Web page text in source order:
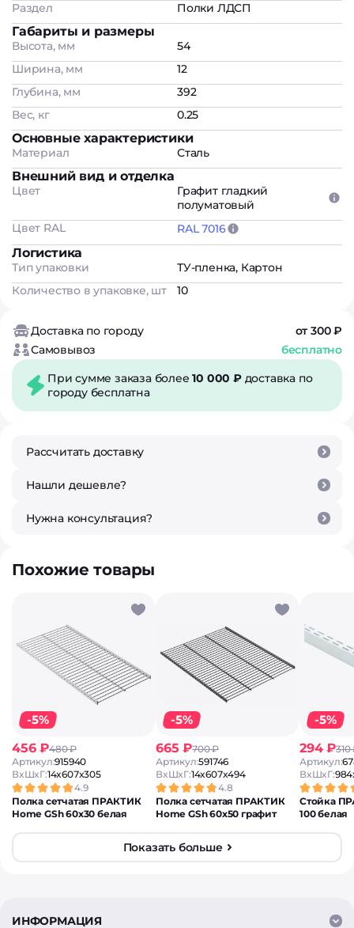
Раздел
Полки ЛДСП
Габариты и размеры
Высота, мм
54
Ширина, мм
12
Глубина, мм
392
Вес, кг
0.25
Основные характеристики
Материал Сталь
Внешний вид и отделка
Цвет
Графит гладкий
полуматовый
Цвет RAL
RAL 7016
Логистика
Тип упаковки
ТУ-пленка, Картон
Количество в упаковке, шт
10
Доставка по городу
от 300 ₽
Самовывоз
бесплатно
При сумме заказа более10 000 ₽доставка по
городу бесплатна
Рассчитать доставку
Нашли дешевле?
Нужна консультация?
Похожие товары
-5%
456 ₽480 ₽
Артикул:915940
ВxШxГ:14x607x305
4.9
Полка сетчатая ПРАКТИК
Home GSh 60х30 белая
-5%
665 ₽700 ₽
Артикул:591746
ВxШxГ:14x607x494
4.8
Полка сетчатая ПРАКТИК
Home GSh 60х50 графит
-5%
294 ₽310
Артикул:
ВxШxГ:
Стойка
100 белая
Показать больше
ИНФОРМАЦИЯ